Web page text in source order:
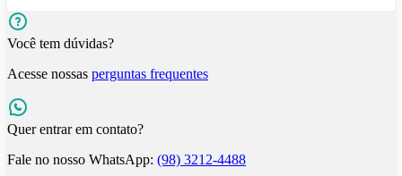
Você tem dúvidas?
Acesse nossas perguntas frequentes
Quer entrar em contato?
Fale no nosso WhatsApp: (98) 3212-4488